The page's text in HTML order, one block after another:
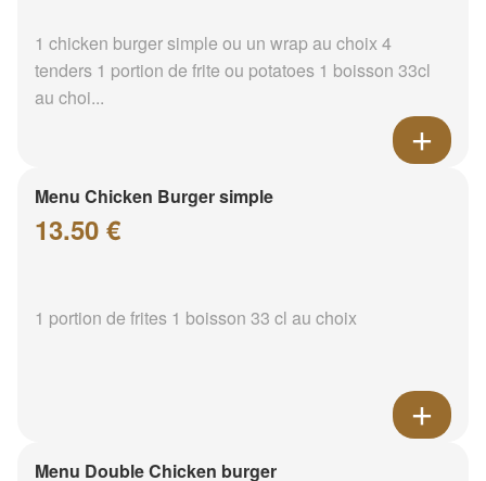
1 chicken burger simple ou un wrap au choix 4
tenders 1 portion de frite ou potatoes 1 boisson 33cl
au choi...
Menu Chicken Burger simple
13.50 €
1 portion de frites 1 boisson 33 cl au choix
Menu Double Chicken burger